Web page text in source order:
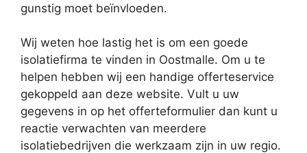
gunstig moet beïnvloeden.
Wij weten hoe lastig het is om een goede
isolatiefirma te vinden in Oostmalle. Om u te
helpen hebben wij een handige offerteservice
gekoppeld aan deze website. Vult u uw
gegevens in op het offerteformulier dan kunt u
reactie verwachten van meerdere
isolatiebedrijven die werkzaam zijn in uw regio.